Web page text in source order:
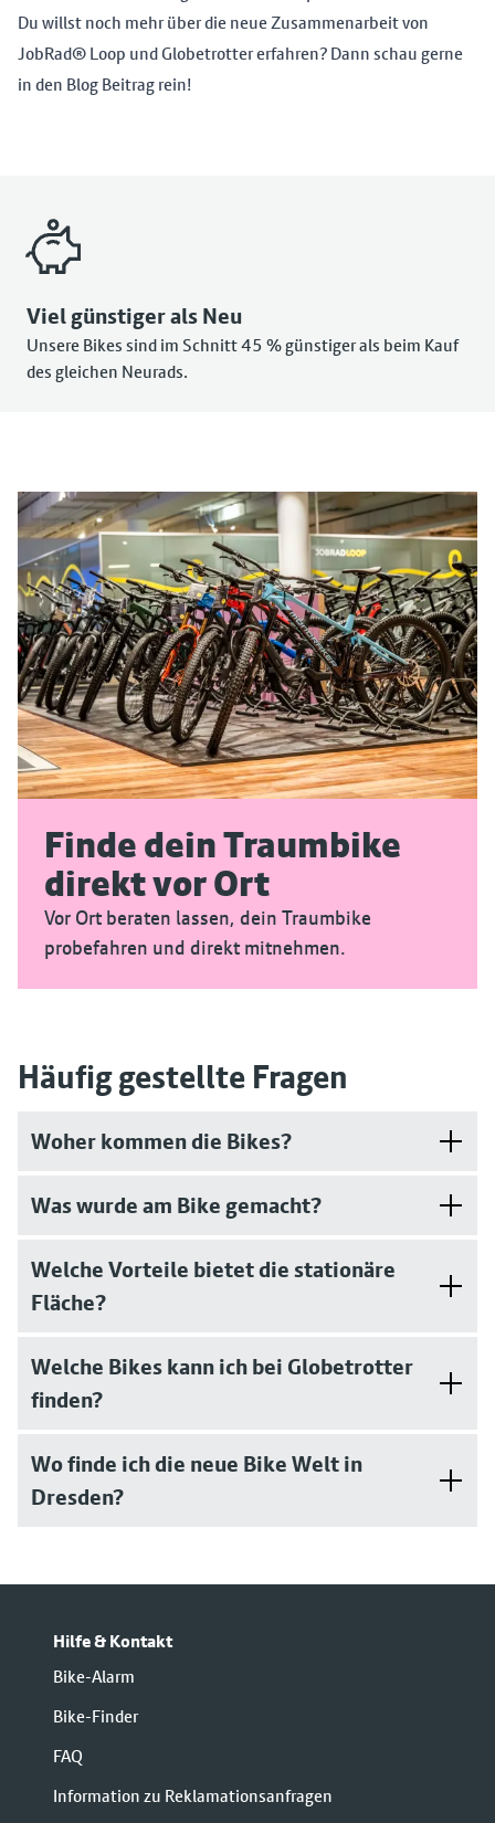
Du willst noch mehr über die neue Zusammenarbeit von
JobRad® Loop und Globetrotter erfahren? Dann schau gerne
in den Blog Beitragrein!
Viel günstiger als Neu
Unsere Bikes sind im Schnitt 45 % günstiger als beim Kauf
des gleichen Neurads.
Finde dein Traumbike
direkt vor Ort
Vor Ort beraten lassen, dein Traumbike
probefahren und direkt mitnehmen.
Häufig gestellte Fragen
Woher kommen die Bikes?
Was wurde am Bike gemacht?
Welche Vorteile bietet die stationäre
Fläche?
Welche Bikes kann ich bei Globetrotter
finden?
Wo finde ich die neue Bike Welt in
Dresden?
Hilfe & Kontakt
Bike-Alarm
Bike-Finder
FAQ
Information zu Reklamationsanfragen